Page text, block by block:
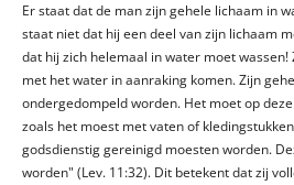
Er staat dat de man zijn gehele lichaam in
staat niet dat hij een deel van zijn lichaam
dat hij zich helemaal in water moet
met het water in aanraking komen. Zijn
ondergedompeld worden. Het moet op
zoals het moest met vaten of
godsdienstig gereinigd moesten worden.
worden" (Lev. 11:32). Dit betekent dat zij